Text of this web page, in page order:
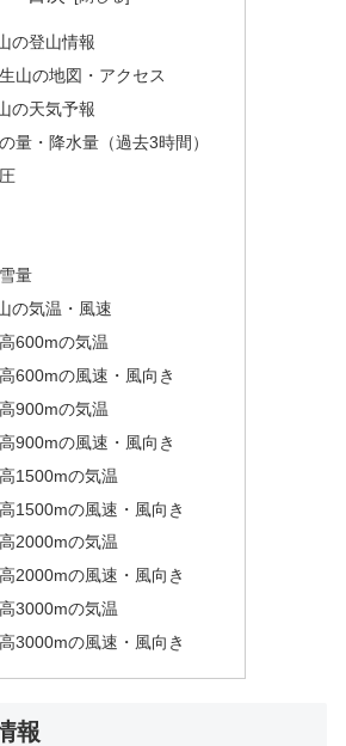
の登山情報
山の地図・アクセス
の天気予報
量・降水量（過去3時間）
量
の気温・風速
600mの気温
600mの風速・風向き
900mの気温
900mの風速・風向き
1500mの気温
1500mの風速・風向き
2000mの気温
2000mの風速・風向き
3000mの気温
3000mの風速・風向き
報